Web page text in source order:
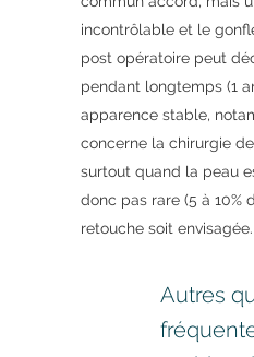
incontrôlable et le
post opératoire peut
pendant longtemps (1
apparence stable,
concerne la chirurgie
surtout quand la peau
donc pas rare (5 à 10%
retouche soit envisagée.
Autres